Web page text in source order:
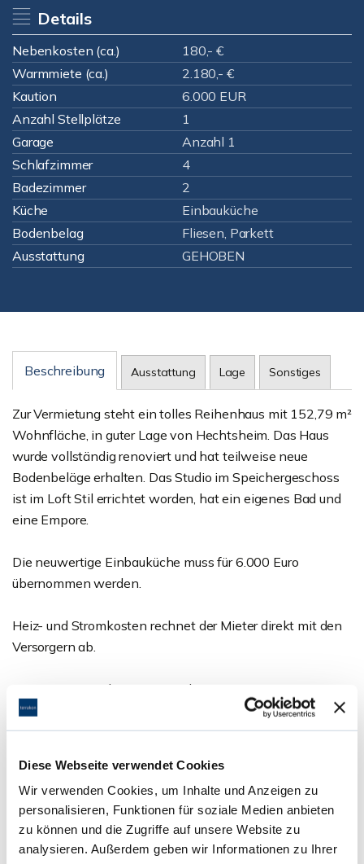
Diese Webseite verwendet Cookies
Wir verwenden Cookies, um Inhalte und Anzeigen zu
personalisieren, Funktionen für soziale Medien anbieten
zu können und die Zugriffe auf unsere Website zu
analysieren. Außerdem geben wir Informationen zu Ihrer
Details
Nebenkosten (ca.)
180,- €
Warmmiete (ca.)
2.180,- €
Kaution
6.000 EUR
Anzahl Stellplätze
1
Garage
Anzahl 1
Schlafzimmer
4
Badezimmer
2
Küche
Einbauküche
Bodenbelag
Fliesen, Parkett
Ausstattung
GEHOBEN
Beschreibung Ausstattung Lage Sonstiges
Zur Vermietung steht ein tolles Reihenhaus mit 152,79 m²
Wohnfläche, in guter Lage von Hechtsheim. Das Haus
wurde vollständig renoviert und hat teilweise neue
Bodenbeläge erhalten. Das Studio im Speichergeschoss
ist im Loft Stil errichtet worden, hat ein eigenes Bad und
eine Empore.
Die neuwertige Einbauküche muss für 6.000 Euro
übernommen werden.
Heiz- und Stromkosten rechnet der Mieter direkt mit den
Versorgern ab.
Energieausweis liegt zur Besichtigung vor.
Telefon: 06071 - 391 99 77
Telefax: 06071 - 391 99 79
g.altmann@terrakon.de